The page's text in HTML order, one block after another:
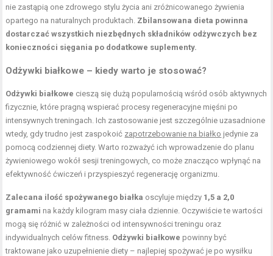
nie zastąpią one zdrowego stylu życia ani zróżnicowanego żywienia
opartego na naturalnych produktach. Zbilansowana dieta powinna
dostarczać wszystkich niezbędnych składników odżywczych bez
konieczności sięgania po dodatkowe suplementy.
Odżywki białkowe – kiedy warto je stosować?
Odżywki białkowe cieszą się dużą popularnością wśród osób aktywnych
fizycznie, które pragną wspierać procesy regeneracyjne mięśni po
intensywnych treningach. Ich zastosowanie jest szczególnie uzasadnione
wtedy, gdy trudno jest zaspokoić zapotrzebowanie na białko jedynie za
pomocą codziennej diety. Warto rozważyć ich wprowadzenie do planu
żywieniowego wokół sesji treningowych, co może znacząco wpłynąć na
efektywność ćwiczeń i przyspieszyć regenerację organizmu.
Zalecana ilość spożywanego białka oscyluje między 1,5 a 2,0
gramami na każdy kilogram masy ciała dziennie. Oczywiście te wartości
mogą się różnić w zależności od intensywności treningu oraz
indywidualnych celów fitness. Odżywki białkowe powinny być
traktowane jako uzupełnienie diety – najlepiej spożywać je po wysiłku